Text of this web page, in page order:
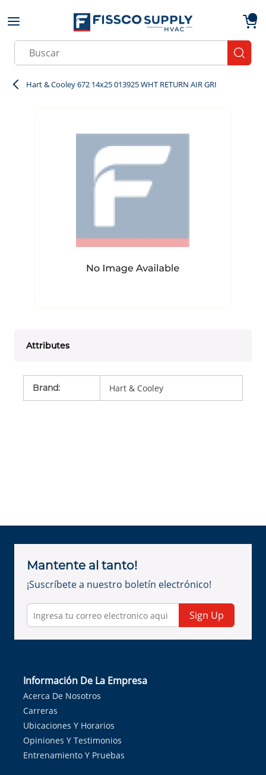
Skip to main content
Site Search
Hart & Cooley 672 14x25 013925 WHT RETURN AIR GRI
Attributes
Brand: Hart & Cooley
Mantente al tanto!
¡Suscríbete a nuestro boletín electrónico!
Sign Up
Información De La Empresa
Acerca De Nosotros
Carreras
Ubicaciones Y Horarios
Opiniones Y Testimonios
Entrenamiento Y Pruebas